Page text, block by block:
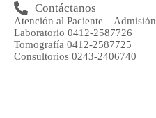
Contáctanos
Atención al Paciente –
Laboratorio 0412-2587726
Tomografía 0412-2587725
Consultorios 0243-2406740